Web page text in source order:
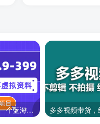
一单收益19.9-399，一个蓝海冷门项目，在小红书上卖人事虚拟资料